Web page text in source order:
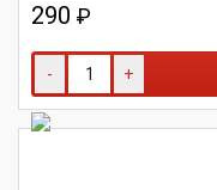
290 ₽
- +